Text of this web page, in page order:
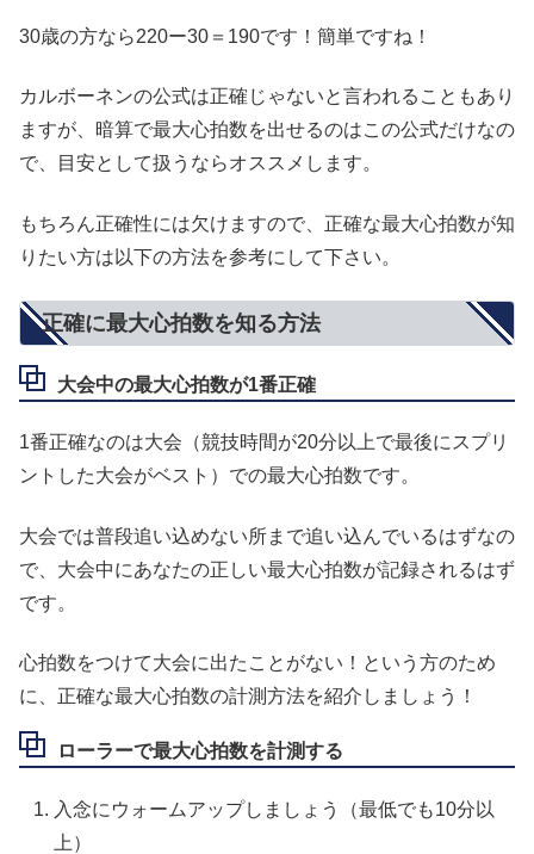
30歳の方なら220ー30＝190です！簡単ですね！
カルボーネンの公式は正確じゃないと言われることもあり
ますが、暗算で最大心拍数を出せるのはこの公式だけなの
で、目安として扱うならオススメします。
もちろん正確性には欠けますので、正確な最大心拍数が知
りたい方は以下の方法を参考にして下さい。
正確に最大心拍数を知る方法
大会中の最大心拍数が1番正確
1番正確なのは大会（競技時間が20分以上で最後にスプリ
ントした大会がベスト）での最大心拍数です。
大会では普段追い込めない所まで追い込んでいるはずなの
で、大会中にあなたの正しい最大心拍数が記録されるはず
です。
心拍数をつけて大会に出たことがない！という方のため
に、正確な最大心拍数の計測方法を紹介しましょう！
ローラーで最大心拍数を計測する
入念にウォームアップしましょう（最低でも10分以
上）